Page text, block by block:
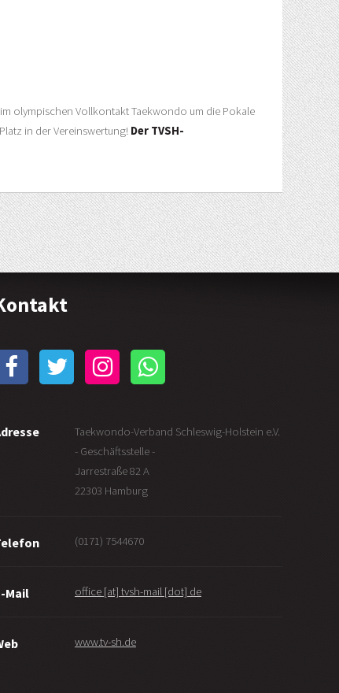
olympischen Vollkontakt Taekwondo um die Pokale
in der Vereinswertung! Der TVSH-
Taekwondo-Verband Schleswig-Holstein e.V.
- Geschäftsstelle -
Jarrestraße 82 A
22303 Hamburg
(0171) 7544670
Mail office [at] tvsh-mail [dot] de
www.tv-sh.de